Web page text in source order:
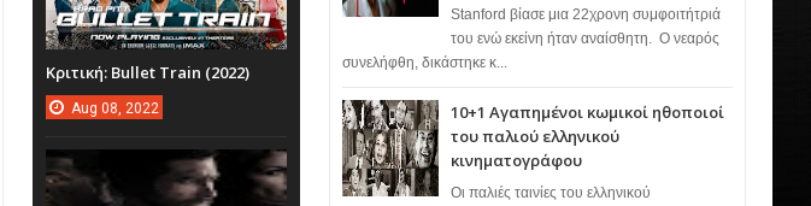
Stanford βίασε μια 22χρονη συμφοιτήτριά
του ενώ εκείνη ήταν αναίσθητη. Ο νεαρός
συνελήφθη, δικάστηκε κ...
10+1 Αγαπημένοι κωμικοί ηθοποιοί
του παλιού ελληνικού
κινηματογράφου
Οι παλιές ταινίες του ελληνικού
Κριτική: Bullet Train (2022)
Aug 08, 2022